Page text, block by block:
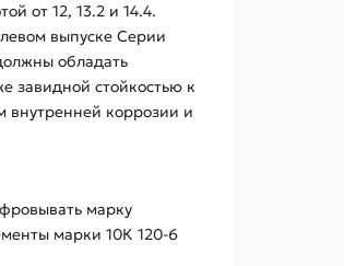
от 12, 13.2 и 14.4.
выпуске Серии
обладать
завидной стойкостью к
внутренней коррозии и
марку
марки 10К 120-6